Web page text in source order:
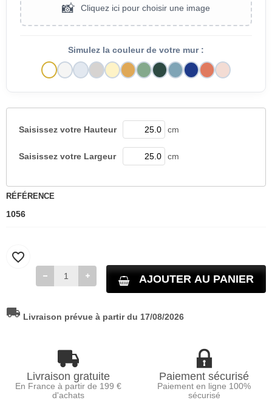
📸 Cliquez ici pour choisir une image
Simulez la couleur de votre mur :
Saisissez votre Hauteur cm
Saisissez votre Largeur cm
RÉFÉRENCE
1056
AJOUTER AU PANIER
favorite_border
local_shipping Livraison prévue à partir du 17/08/2026
Livraison gratuite
En France à partir de 199 €
d'achats
Paiement sécurisé
Paiement en ligne 100%
sécurisé